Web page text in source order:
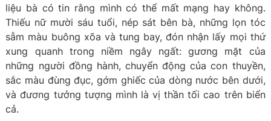
liệu bà có tin rằng mình có thể mất mạng hay không.
Thiếu nữ mười sáu tuổi, nép sát bên bà, những lọn tóc
sẫm màu buông xõa và tung bay, đón nhận lấy mọi thứ
xung quanh trong niềm ngây ngất: gương mặt của
những người đồng hành, chuyển động của con thuyền,
sắc màu đùng đục, gớm ghiếc của dòng nước bên dưới,
và đương tưởng tượng mình là vị thần tối cao trên biển
cả.